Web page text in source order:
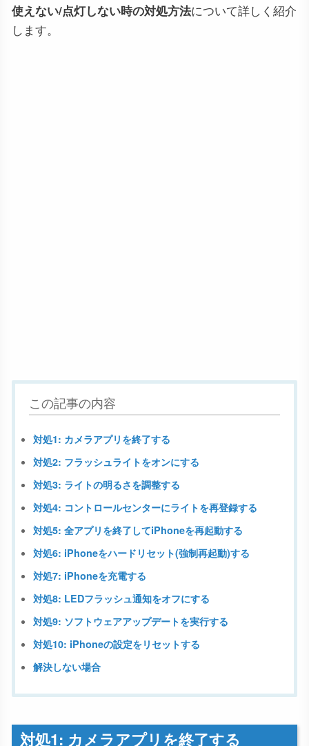
使えない/点灯しない時の対処方法について詳しく紹介
します。
この記事の内容
対処1: カメラアプリを終了する
対処2: フラッシュライトをオンにする
対処3: ライトの明るさを調整する
対処4: コントロールセンターにライトを再登録する
対処5: 全アプリを終了してiPhoneを再起動する
対処6: iPhoneをハードリセット(強制再起動)する
対処7: iPhoneを充電する
対処8: LEDフラッシュ通知をオフにする
対処9: ソフトウェアアップデートを実行する
対処10: iPhoneの設定をリセットする
解決しない場合
対処1: カメラアプリを終了する